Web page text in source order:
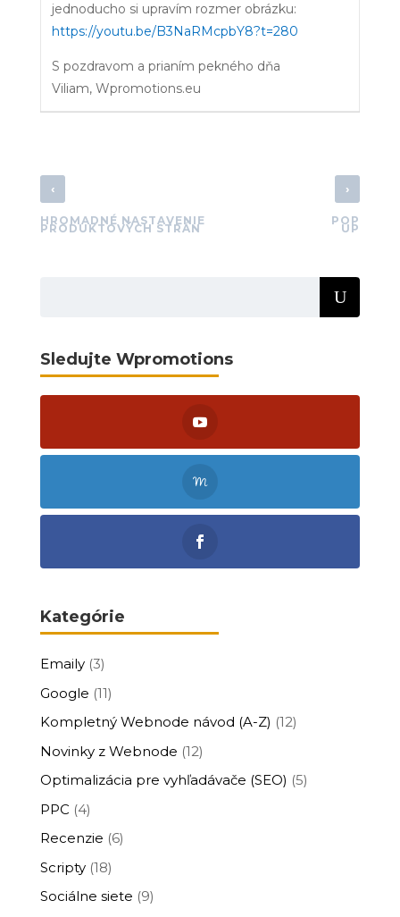
jednoducho si upravím rozmer obrázku:
https://youtu.be/B3NaRMcpbY8?t=280
S pozdravom a prianím pekného dňa
Viliam, Wpromotions.eu
‹
HROMADNÉ NASTAVENIE
PRODUKTOVÝCH STRÁN
›
POP
UP
Sledujte Wpromotions
Kategórie
Emaily(3)
Google (11)
Kompletný Webnode návod (A-Z) (12)
Novinky z Webnode (12)
Optimalizácia pre vyhľadávače (SEO) (5)
PPC (4)
Recenzie (6)
Scripty(18)
Sociálne siete (9)